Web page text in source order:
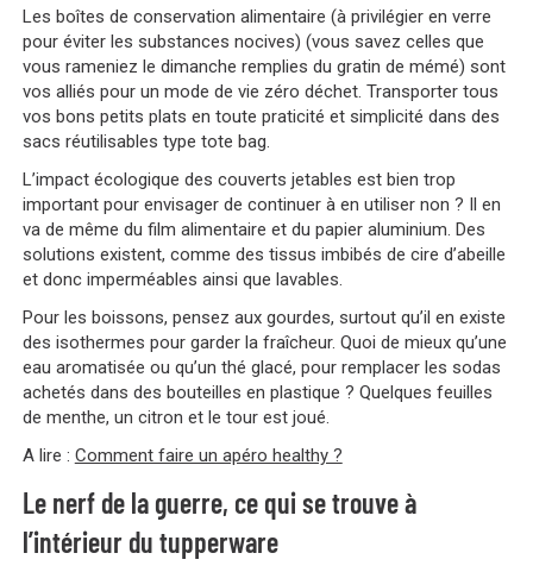
Les boîtes de conservation alimentaire (à privilégier en verre
pour éviter les substances nocives) (vous savez celles que
vous rameniez le dimanche remplies du gratin de mémé) sont
vos alliés pour un mode de vie zéro déchet. Transporter tous
vos bons petits plats en toute praticité et simplicité dans des
sacs réutilisables type tote bag.
L’impact écologique des couverts jetables est bien trop
important pour envisager de continuer à en utiliser non ? Il en
va de même du film alimentaire et du papier aluminium. Des
solutions existent, comme des tissus imbibés de cire d’abeille
et donc imperméables ainsi que lavables.
Pour les boissons, pensez aux gourdes, surtout qu’il en existe
des isothermes pour garder la fraîcheur. Quoi de mieux qu’une
eau aromatisée ou qu’un thé glacé, pour remplacer les sodas
achetés dans des bouteilles en plastique ? Quelques feuilles
de menthe, un citron et le tour est joué.
A lire : Comment faire un apéro healthy ?
Le nerf de la guerre, ce qui se trouve à
l’intérieur du tupperware